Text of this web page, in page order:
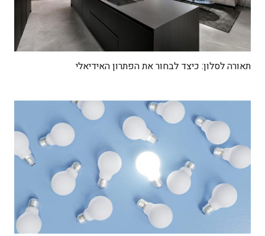
תאורה לסלון: כיצד לבחור את הפתרון האידיאלי